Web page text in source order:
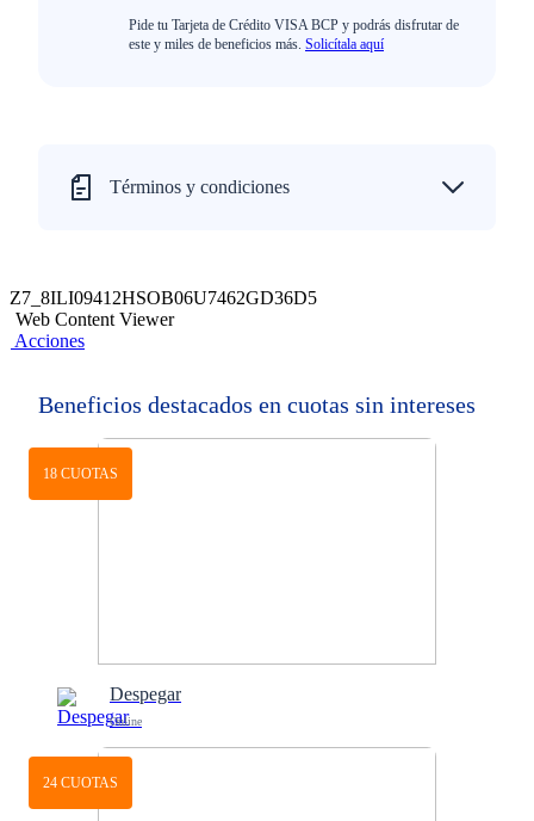
Pide tu Tarjeta de Crédito VISA BCP y podrás disfrutar de
este y miles de beneficios más. Solicítala aquí
Términos y condiciones
Z7_8ILI09412HSOB06U7462GD36D5
Web Content Viewer
Acciones
Beneficios destacados en cuotas sin intereses
18 CUOTAS
Despegar
Online
24 CUOTAS